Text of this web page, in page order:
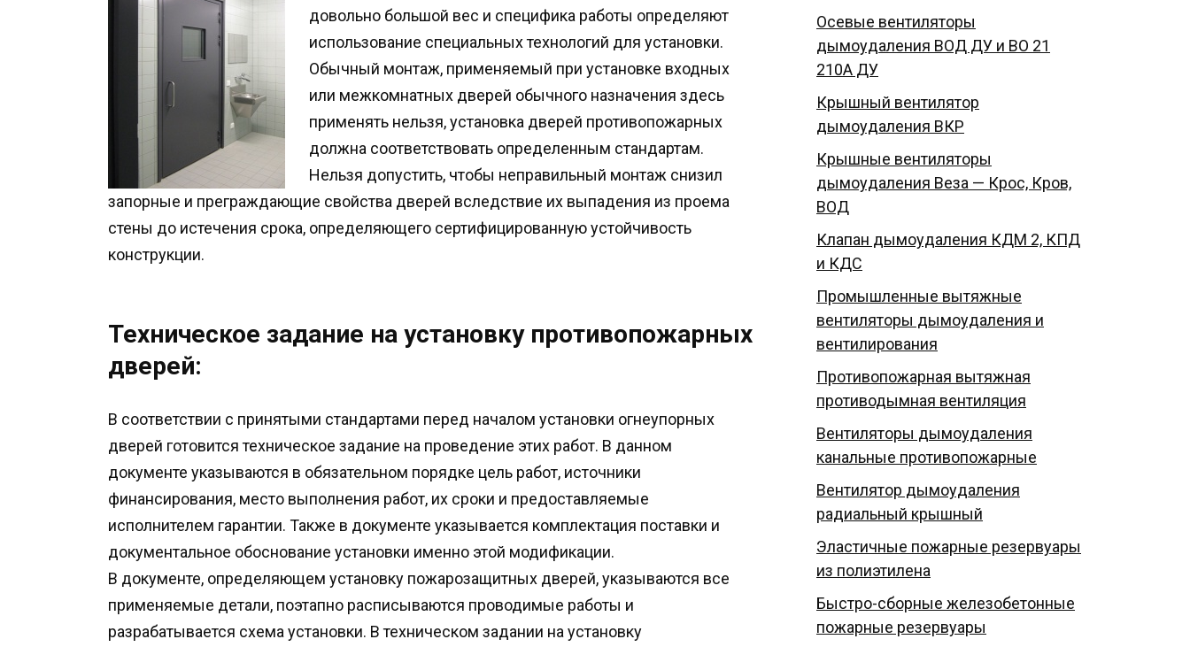
довольно большой вес и специфика работы определяют
использование специальных технологий для установки.
Обычный монтаж, применяемый при установке входных
или межкомнатных дверей обычного назначения здесь
применять нельзя, установка дверей противопожарных
должна соответствовать определенным стандартам.
Нельзя допустить, чтобы неправильный монтаж снизил
запорные и преграждающие свойства дверей вследствие их выпадения из проема
стены до истечения срока, определяющего сертифицированную устойчивость
конструкции.
Техническое задание на установку противопожарных
дверей:
В соответствии с принятыми стандартами перед началом установки огнеупорных
дверей готовится техническое задание на проведение этих работ. В данном
документе указываются в обязательном порядке цель работ, источники
финансирования, место выполнения работ, их сроки и предоставляемые
исполнителем гарантии. Также в документе указывается комплектация поставки и
документальное обоснование установки именно этой модификации.
В документе, определяющем установку пожарозащитных дверей, указываются все
применяемые детали, поэтапно расписываются проводимые работы и
разрабатывается схема установки. В техническом задании на установку
Осевые вентиляторы
дымоудаления ВОД ДУ и ВО 21
210А ДУ
Крышный вентилятор
дымоудаления ВКР
Крышные вентиляторы
дымоудаления Веза — Крос, Кров,
ВОД
Клапан дымоудаления КДМ 2, КПД
и КДС
Промышленные вытяжные
вентиляторы дымоудаления и
вентилирования
Противопожарная вытяжная
противодымная вентиляция
Вентиляторы дымоудаления
канальные противопожарные
Вентилятор дымоудаления
радиальный крышный
Эластичные пожарные резервуары
из полиэтилена
Быстро-сборные железобетонные
пожарные резервуары